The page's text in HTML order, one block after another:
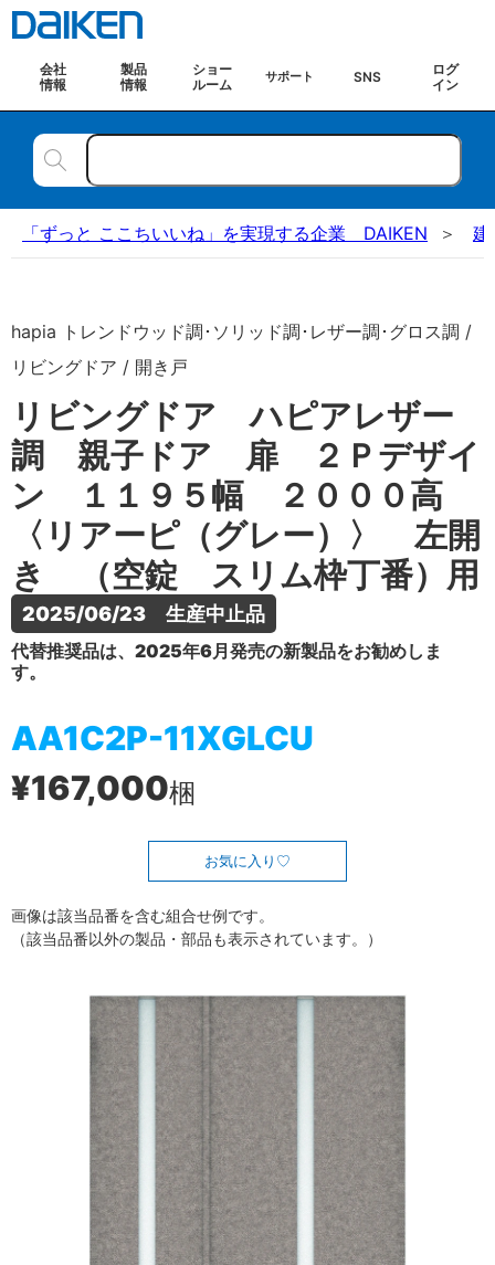
会社
情報
製品
情報
ショー
ルーム
サポート SNS
ログ
イン
「ずっと ここちいいね」を実現する企業 DAIKEN 建
hapia トレンドウッド調･ソリッド調･レザー調･グロス調 /
リビングドア / 開き戸
リビングドア ハピアレザー
調 親子ドア 扉 ２Ｐデザイ
ン １１９５幅 ２０００高
〈リアーピ（グレー）〉 左開
き （空錠 スリム枠丁番）用
2025/06/23　生産中止品
代替推奨品は、2025年6月発売の新製品をお勧めしま
す。
AA1C2P-11XGLCU
¥167,000梱
お気に入り
画像は該当品番を含む組合せ例です。
（該当品番以外の製品・部品も表示されています。）